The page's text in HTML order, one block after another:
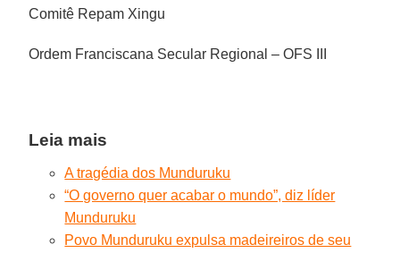
Comitê Repam Xingu
Ordem Franciscana Secular Regional – OFS III
Leia mais
A tragédia dos Munduruku
“O governo quer acabar o mundo”, diz líder
Munduruku
Povo Munduruku expulsa madeireiros de seu